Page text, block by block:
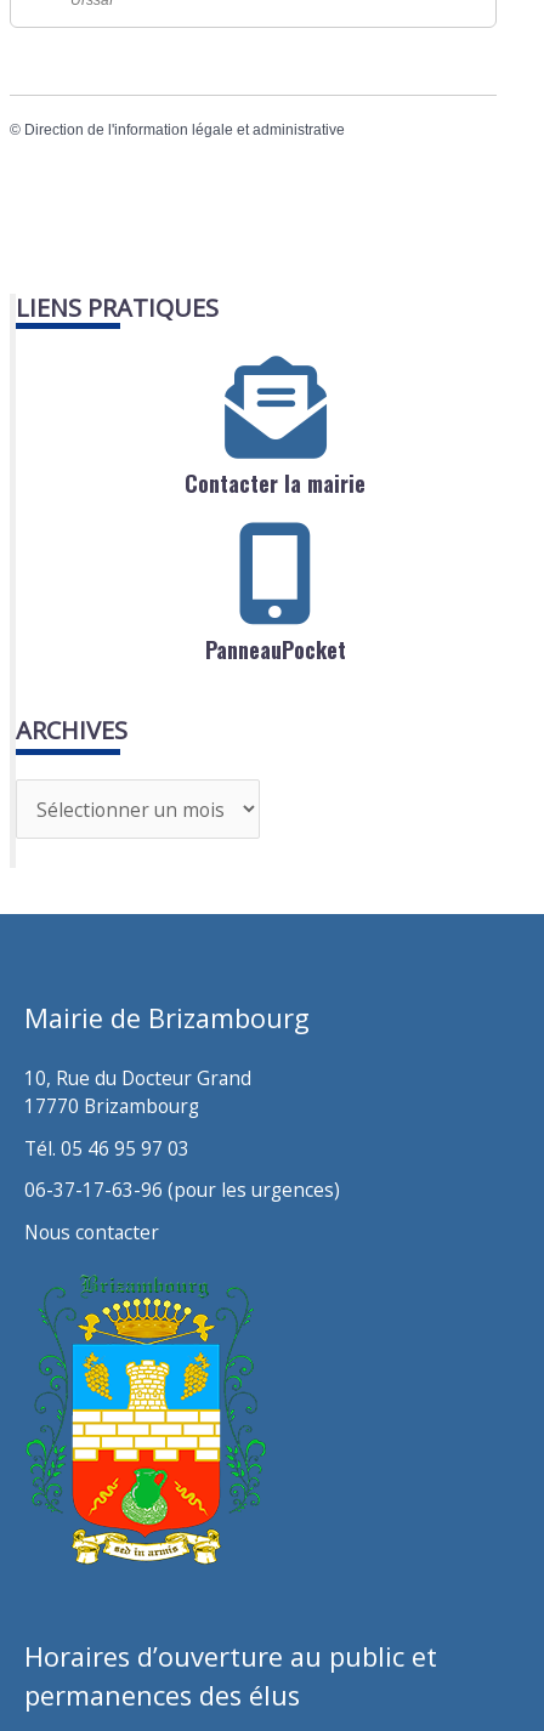
© Direction de l'information légale et administrative
LIENS PRATIQUES
Contacter la mairie
PanneauPocket
ARCHIVES
r
h
Mairie de Brizambourg
10, Rue du Docteur Grand
17770 Brizambourg
Tél. 05 46 95 97 03
06-37-17-63-96 (pour les urgences)
Nous contacter
Horaires d’ouverture au public et
permanences des élus